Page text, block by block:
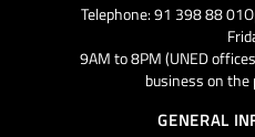
Telephone: 91 398 88
9AM to 8PM (UNED
business on the
GENERAL